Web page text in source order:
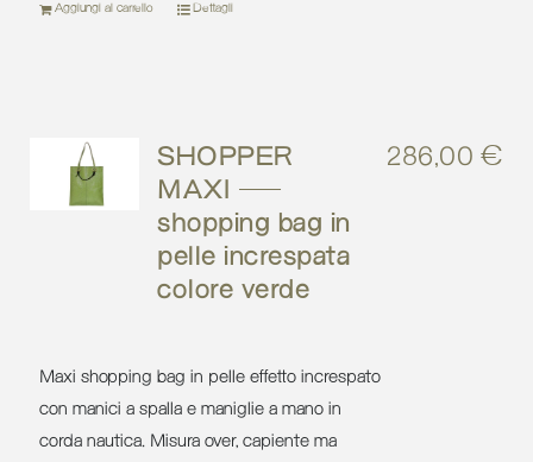
Aggiungi al carrello Dettagli
SHOPPER
MAXI –
shopping bag in
pelle increspata
colore verde
286,00€
Maxi shopping bag in pelle effetto increspato
con manici a spalla e maniglie a mano in
corda nautica. Misura over, capiente ma